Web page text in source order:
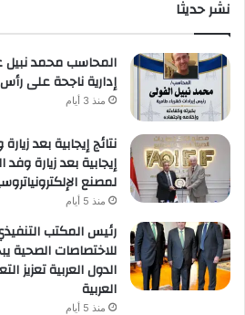
حصرية
نشر حديثا
المحاسب محمد نبيل
إدارية ناجحة على
منذ 3 أيام
نتائج إيجابية بعد
إيجابية بعد زيارة
لمصنع
منذ 5 أيام
رئيس المكتب
للاختصاصات الصحية
الدول العربية تعزيز
العربية
منذ 5 أيام